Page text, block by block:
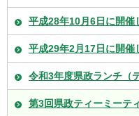
平成28年10月6日に開催
平成29年2月17日に開催
令和3年度県政ランチ（
第3回県政ティーミーテ